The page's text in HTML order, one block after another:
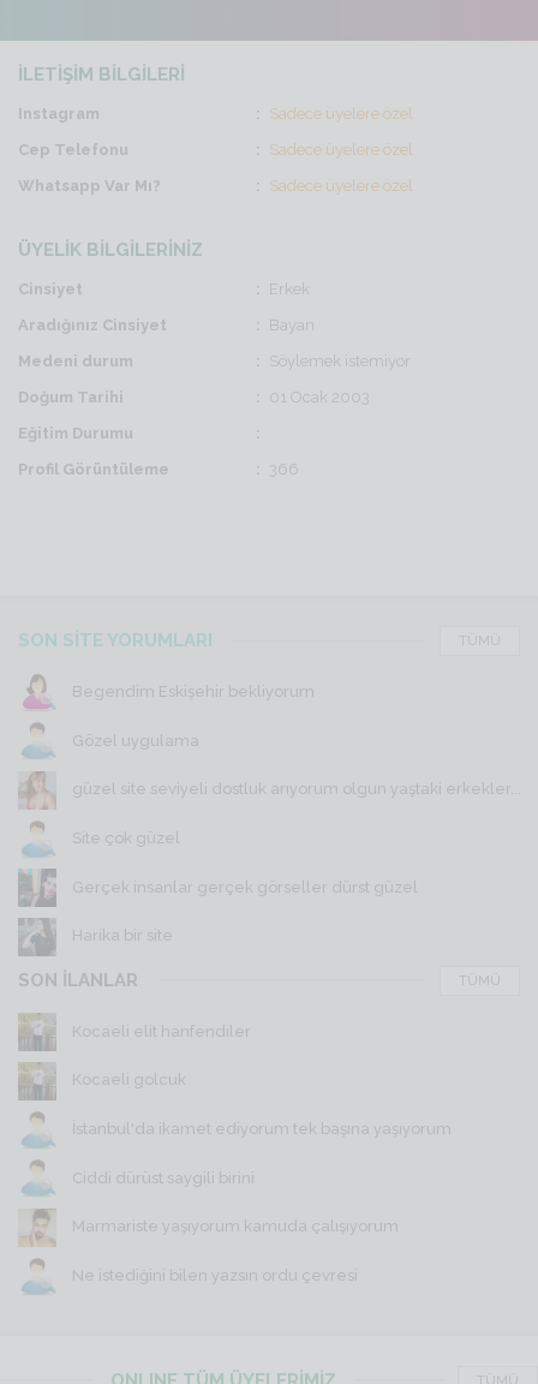
İLETİŞİM BİLGİLERİ
Instagram
Sadece üyelere özel
Cep Telefonu
Sadece üyelere özel
Whatsapp Var Mı?
Sadece üyelere özel
ÜYELİK BİLGİLERİNİZ
Cinsiyet
Erkek
Aradığınız Cinsiyet
Bayan
Medeni durum
Söylemek istemiyor
Doğum Tarihi
01 Ocak 2003
Eğitim Durumu
Profil Görüntüleme
366
SON SİTE YORUMLARI TÜMÜ
Begendim Eskişehir bekliyorum
Gözel uygulama
güzel site seviyeli dostluk arıyorum olgun yaştaki erkekler...
Site çok güzel
Gerçek insanlar gerçek görseller dürst güzel
Harika bir site
SON İLANLAR TÜMÜ
Kocaeli elit hanfendiler
Kocaeli golcuk
İstanbul'da ikamet ediyorum tek başına yaşıyorum
Ciddi dürüst saygili birini
Marmariste yaşıyorum kamuda çalışıyorum
Ne istediğini bilen yazsın ordu çevresi
TÜMÜ